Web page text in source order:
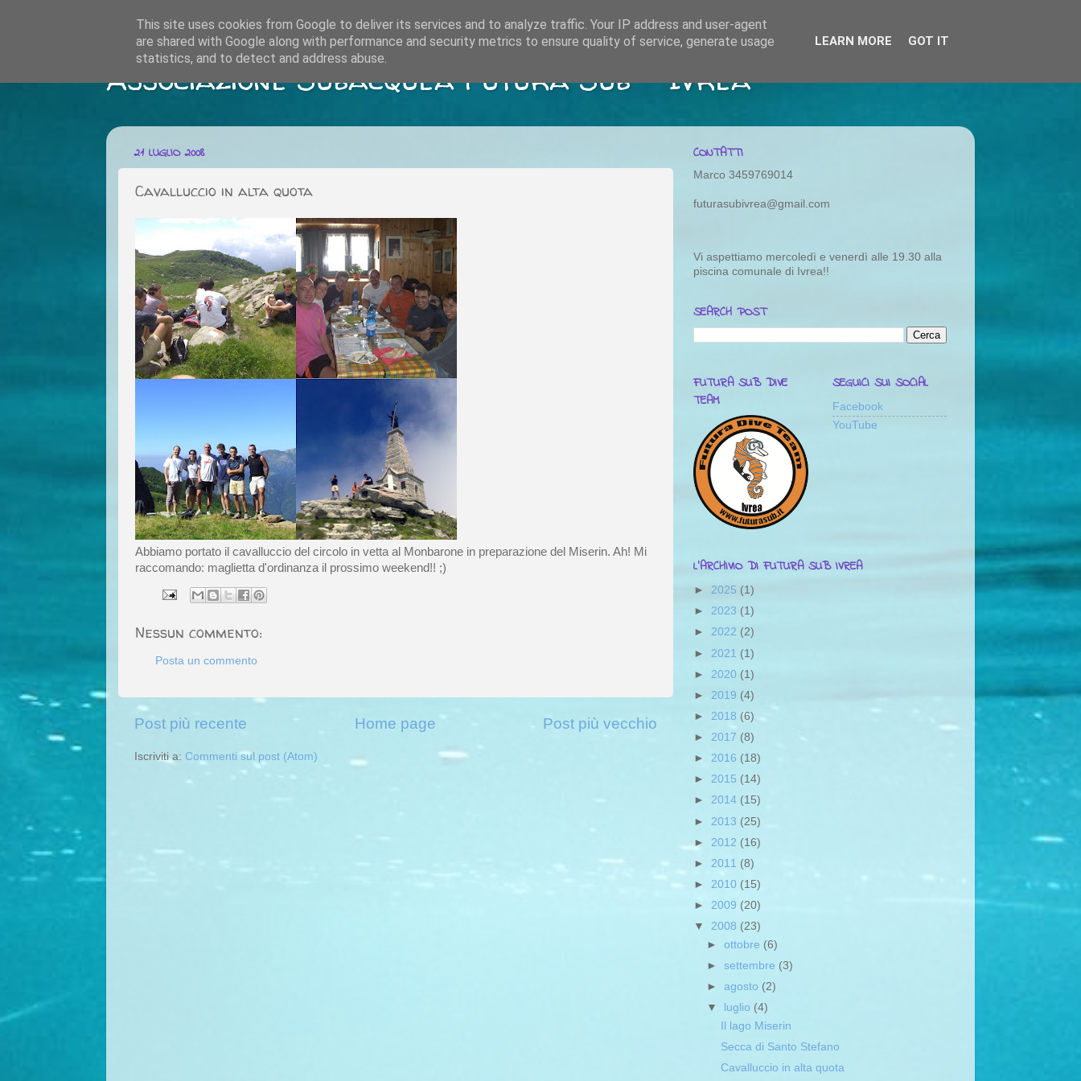
Associazione Subacquea Futura Sub - Ivrea
21 LUGLIO 2008
Cavalluccio in alta quota
Abbiamo portato il cavalluccio del circolo in vetta al Monbarone in preparazione del Miserin. Ah! Mi
raccomando: maglietta d'ordinanza il prossimo weekend!! ;)
Nessun commento:
Posta un commento
Post più recente Post più vecchio
Home page
Iscriviti a: Commenti sul post (Atom)
CONTATTI
Marco 3459769014
futurasubivrea@gmail.com
Vi aspettiamo mercoledì e venerdì alle 19.30 alla
piscina comunale di Ivrea!!
SEARCH POST
FUTURA SUB DIVE
TEAM
SEGUICI SUI SOCIAL
Facebook
YouTube
L'ARCHIVIO DI FUTURA SUB IVREA
► 2025 (1)
► 2023 (1)
► 2022 (2)
► 2021 (1)
► 2020 (1)
► 2019 (4)
► 2018 (6)
► 2017 (8)
► 2016 (18)
► 2015 (14)
► 2014 (15)
► 2013 (25)
► 2012 (16)
► 2011 (8)
► 2010 (15)
► 2009 (20)
▼ 2008 (23)
►ottobre (6)
►settembre (3)
►agosto (2)
▼
luglio (4)
Il lago Miserin
Secca di Santo Stefano
Cavalluccio in alta quota
This site uses cookies from Google to deliver its services and to analyze traffic. Your IP address and user-agent
are shared with Google along with performance and security metrics to ensure quality of service, generate usage
statistics, and to detect and address abuse.
LEARN MORE GOT IT